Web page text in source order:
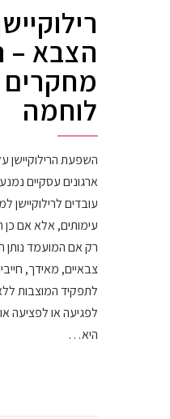
הצבא –
מחקרים
לוחמה
השפעת הרילוקיישן
ארגונים עסקיים
עובדים לרילוקיישן
עימותים, אלא אם כן
רק אם המועמד נותן
צבאיים, מאידך,
לתפקיד המוצבות
לפגיעה או לפציעה
היא…